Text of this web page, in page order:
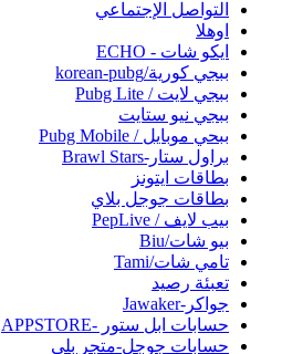
التواصل الإجتماعي
اوهلا
ايكو شات - ECHO
ببجي كورية/korean-pubg
ببجي لايت / Pubg Lite
ببجي نيو ستايت
ببحي موبايل / Pubg Mobile
براول ستار-Brawl Stars
بطاقات ايتونز
بطاقات جوجل بلاي
بيب لايف / PepLive
بيو شات/Biu
تامي شات/Tami
تعبئة رصيد
جواكر-Jawaker
حسابات ابل ستور -APPSTORE
حسابات جوجل-متجر بلي